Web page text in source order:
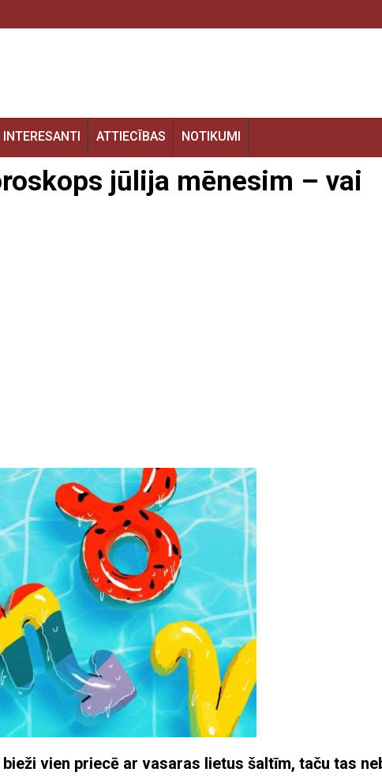
INTERESANTI ATTIECĪBAS NOTIKUMI
jūlija mēnesim – vai
vien priecē ar vasaras lietus šaltīm, taču tas